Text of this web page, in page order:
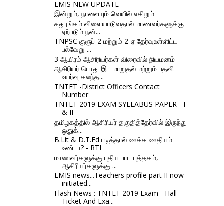
EMIS NEW UPDATE
இன்றும், நாளையும் வெயில் எகிறும்
சதுரங்கம் விளையாடுவதால் மாணவர்களுக்கு
ஏற்படும் நன்...
TNPSC குரூப்-2 மற்றும் 2-ஏ தேர்வுஉள்ளிட்ட
பல்வேறு ...
3 ஆயிரம் ஆசிரியர்கள் விரைவில் நியமனம்
ஆசிரியர் பொது இட மாறுதல் மற்றும் பதவி
உயர்வு கலந்த...
TNTET -District Officers Contact
Number
TNTET 2019 EXAM SYLLABUS PAPER - I
& II
தமிழகத்தில் ஆசிரியர் தகுதித்தேர்வில் இருந்து
ஒதுக்...
B.Lit & D.T.Ed படித்தால் ஊக்க ஊதியம்
உண்டா? - RTI
மாணவர்களுக்கு புதிய பாட புத்தகம்,
ஆசிரியர்களுக்கு ...
EMIS news...Teachers profile part II now
initiated...
Flash News : TNTET 2019 Exam - Hall
Ticket And Exa...